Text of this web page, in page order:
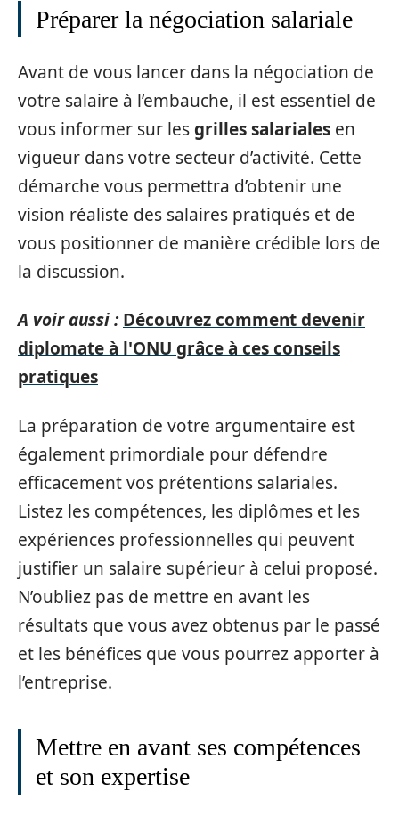
Préparer la négociation salariale
Avant de vous lancer dans la négociation de
votre salaire à l’embauche, il est essentiel de
vous informer sur lesgrilles salariales en
vigueur dans votre secteur d’activité. Cette
démarche vous permettra d’obtenir une
vision réaliste des salaires pratiqués et de
vous positionner de manière crédible lors de
la discussion.
A voir aussi : Découvrez comment devenir
diplomate à l'ONU grâce à ces conseils
pratiques
La préparation de votre argumentaire est
également primordiale pour défendre
efficacement vos prétentions salariales.
Listez les compétences, les diplômes et les
expériences professionnelles qui peuvent
justifier un salaire supérieur à celui proposé.
N’oubliez pas de mettre en avant les
résultats que vous avez obtenus par le passé
et les bénéfices que vous pourrez apporter à
l’entreprise.
Mettre en avant ses compétences
et son expertise